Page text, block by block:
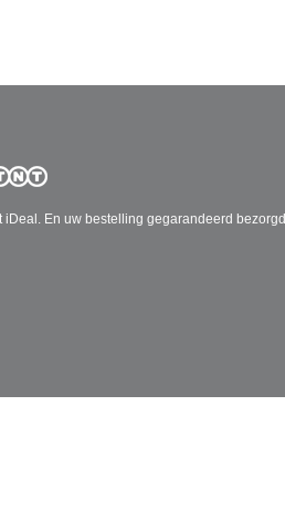
iDeal. En uw bestelling gegarandeerd